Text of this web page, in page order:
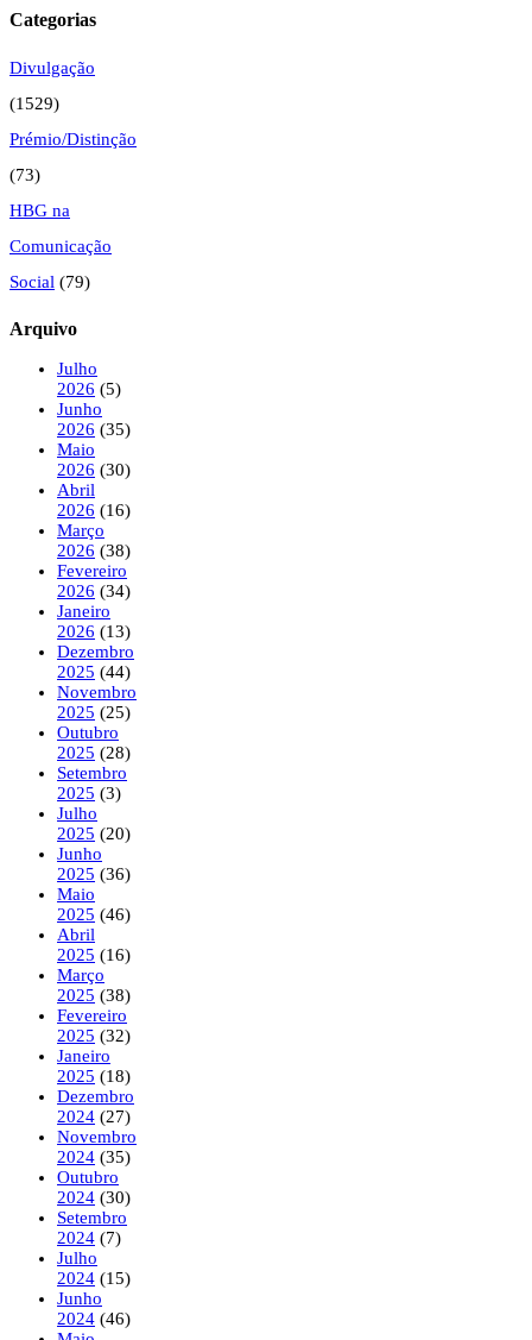
Categorias
Divulgação
(1529)
Prémio/Distinção
(73)
HBG na
Comunicação
Social (79)
Arquivo
Julho
2026 (5)
Junho
2026 (35)
Maio
2026 (30)
Abril
2026 (16)
Março
2026 (38)
Fevereiro
2026 (34)
Janeiro
2026 (13)
Dezembro
2025 (44)
Novembro
2025 (25)
Outubro
2025 (28)
Setembro
2025 (3)
Julho
2025 (20)
Junho
2025 (36)
Maio
2025 (46)
Abril
2025 (16)
Março
2025 (38)
Fevereiro
2025 (32)
Janeiro
2025 (18)
Dezembro
2024 (27)
Novembro
2024 (35)
Outubro
2024 (30)
Setembro
2024 (7)
Julho
2024 (15)
Junho
2024 (46)